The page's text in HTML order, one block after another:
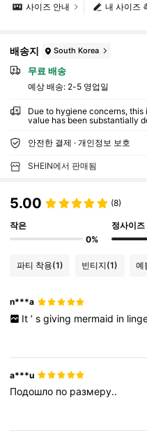
내 사이즈
사이즈 안내
배송지 South Korea
무료 배송
예상 배송: 2-5 영업일
Due to hygiene concerns,
value has been substantially
안전한 결제 · 개인정보 보호
SHEIN에서 판매됨
5.00 (8)
작은
0%
정사이즈
파티 착용(1) 빈티지(1) 예
n***a
It ’ s giving mermaid in
a***u
Подошло по размеру..